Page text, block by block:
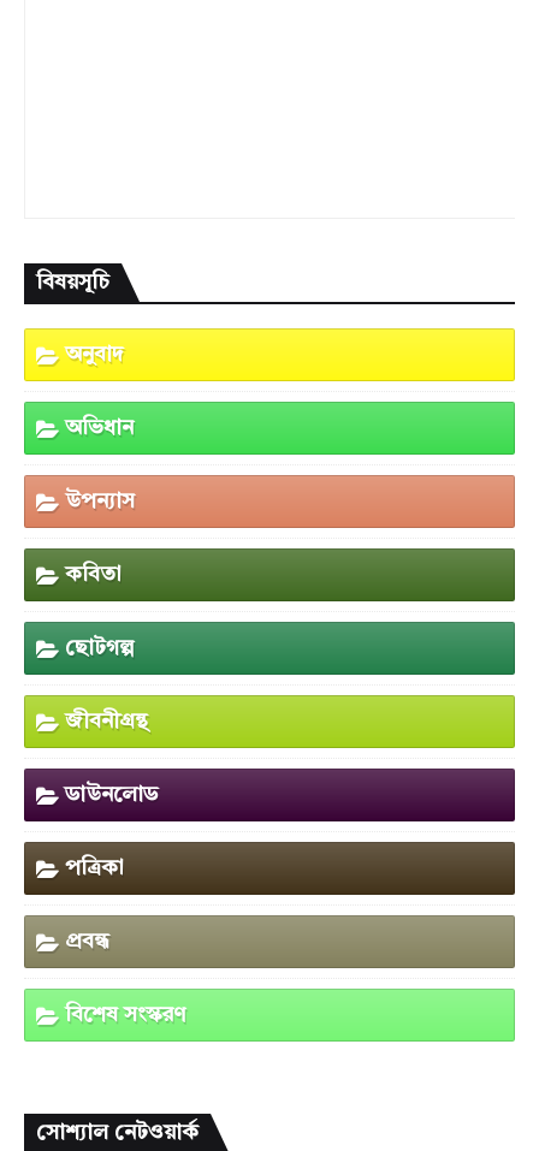
বিষয়সূচি
অনুবাদ
অভিধান
উপন্যাস
কবিতা
ছোটগল্প
জীবনীগ্রন্থ
ডাউনলোড
পত্রিকা
প্রবন্ধ
বিশেষ সংস্করণ
সোশ্যাল নেটওয়ার্ক